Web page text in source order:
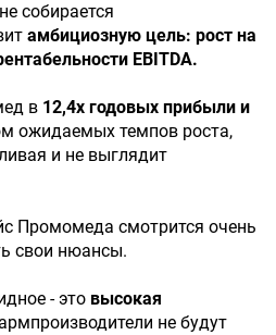
собирается
амбициозную цель: рост на
EBITDA.
в 12,4х годовых прибыли и
ожидаемых темпов роста,
и не выглядит
Промомеда смотрится очень
свои нюансы.
- это высокая
не будут